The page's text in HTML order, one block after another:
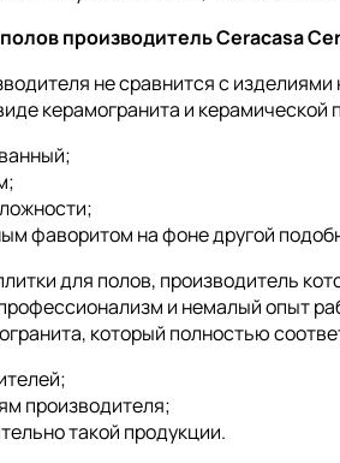
производитель Ceracasa
не сравнится с
керамогранита и
фаворитом на фоне другой
для полов, производитель
и немалый опыт
который полностью
производителя;
такой продукции.